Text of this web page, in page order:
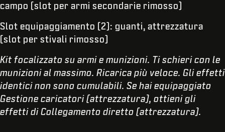
campo (slot per armi secondarie rimosso)
Slot equipaggiamento (2): guanti, attrezzatura
(slot per stivali rimosso)
Kit focalizzato su armi e munizioni. Ti schieri con le
munizioni al massimo. Ricarica più veloce. Gli effetti
identici non sono cumulabili. Se hai equipaggiato
Gestione caricatori (attrezzatura), ottieni gli
effetti di Collegamento diretto (attrezzatura).